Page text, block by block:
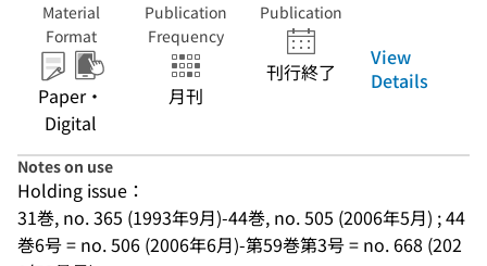
Material
Format
Paper・
Digital
Publication
Frequency
月刊
Publication
刊行終了
View
Details
Notes on use
Holding issue：
31巻, no. 365 (1993年9月)-44巻, no. 505 (2006年5月) ; 44
巻6号 = no. 506 (2006年6月)-第59巻第3号 = no. 668 (202